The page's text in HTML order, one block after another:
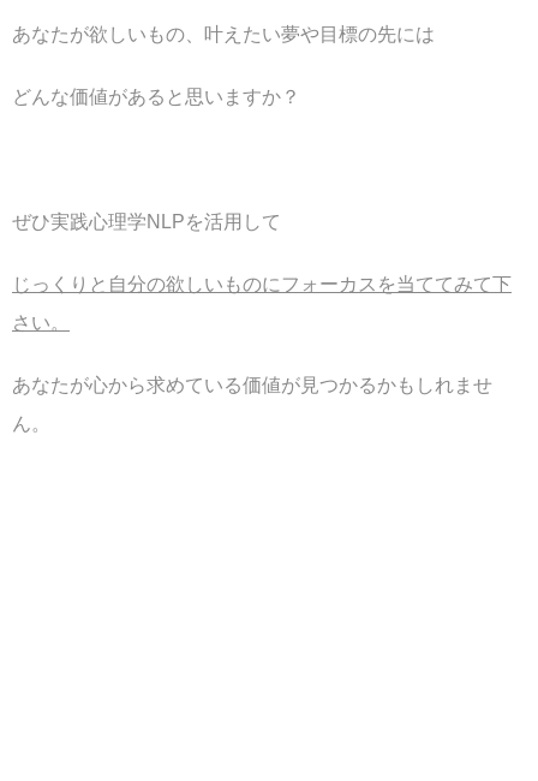
あなたが欲しいもの、叶えたい夢や目標の先には
どんな価値があると思いますか？
ぜひ実践心理学NLPを活用して
じっくりと自分の欲しいものにフォーカスを当ててみて下
さい。
あなたが心から求めている価値が見つかるかもしれませ
ん。